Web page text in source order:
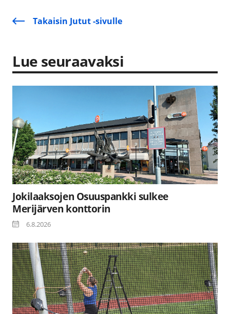
Takaisin Jutut -sivulle
Lue seuraavaksi
Jokilaaksojen Osuuspankki sulkee
Merijärven konttorin
6.8.2026